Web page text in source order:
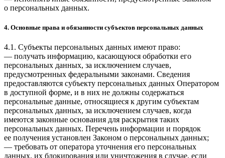
о персональных данных.
4. Основные права и обязанности субъектов персональных данных
4.1. Субъекты персональных данных имеют право:
— получать информацию, касающуюся обработки его
персональных данных, за исключением случаев,
предусмотренных федеральными законами. Сведения
предоставляются субъекту персональных данных Оператором
в доступной форме, и в них не должны содержаться
персональные данные, относящиеся к другим субъектам
персональных данных, за исключением случаев, когда
имеются законные основания для раскрытия таких
персональных данных. Перечень информации и порядок
ее получения установлен Законом о персональных данных;
— требовать от оператора уточнения его персональных
данных, их блокирования или уничтожения в случае, если